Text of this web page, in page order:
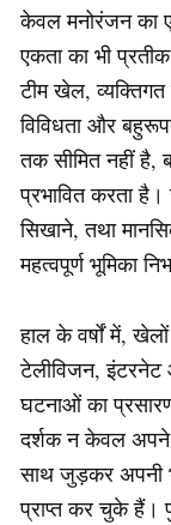
केवल मनोरंजन का
एकता का भी
टीम खेल,
विविधता और
तक सीमित नहीं
प्रभावित करता
सिखाने, तथा
महत्वपूर्ण भूमिका
हाल के वर्षों में,
टेलीविजन, इंटरनेट
घटनाओं का
दर्शक न केवल
साथ जुड़कर अपनी
प्राप्त कर चुके